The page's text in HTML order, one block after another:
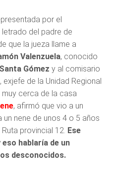
por el
letrado del padre de
que la jueza llame a
Valenzuela, conocido
Santa Gómez y al comisario
, exjefe de la Unidad Regional
muy cerca de la casa
, afirmó que vio a un
un nene de unos 4 o 5 años
provincial 12. Ese
hablaría de un
desconocidos.